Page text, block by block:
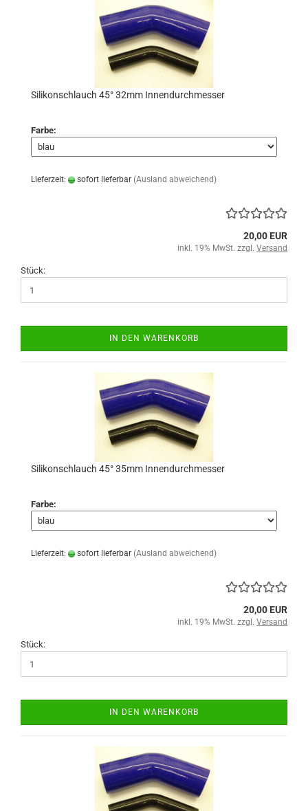
Silikonschlauch 45° 32mm Innendurchmesser
Farbe:
Lieferzeit: sofort lieferbar (Ausland abweichend)
20,00 EUR
inkl. 19% MwSt. zzgl. Versand
Stück:
IN DEN WARENKORB
Silikonschlauch 45° 35mm Innendurchmesser
Farbe:
Lieferzeit: sofort lieferbar (Ausland abweichend)
20,00 EUR
inkl. 19% MwSt. zzgl. Versand
Stück:
IN DEN WARENKORB